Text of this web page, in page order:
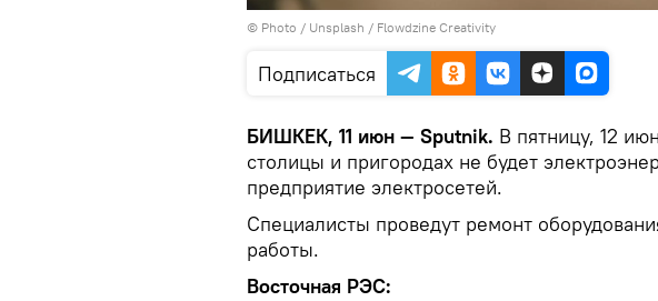
© Photo / Unsplash / Flowdzine Creativity
Подписаться
БИШКЕК, 11 июн — Sputnik. В пятницу, 12
столицы и пригородах не будет
предприятие электросетей.
Специалисты проведут ремонт
работы.
Восточная РЭС: